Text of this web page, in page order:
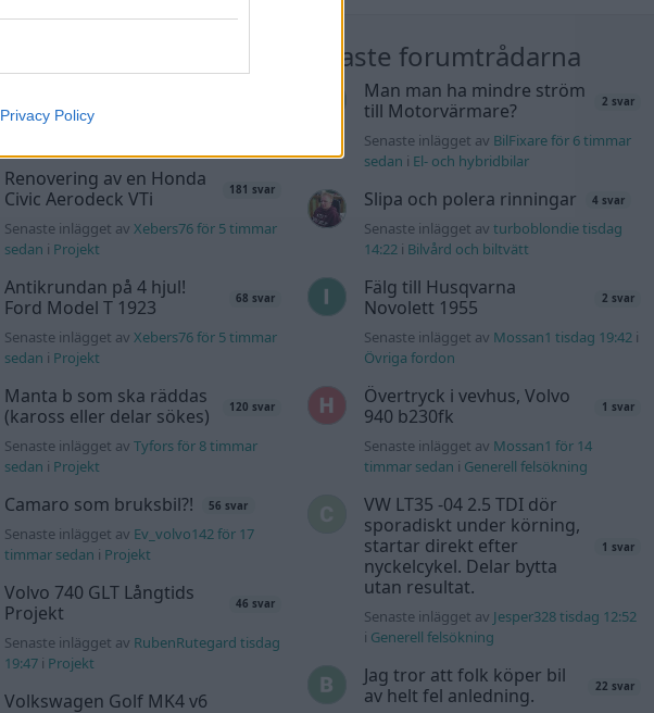
Privacy Policy
Senaste inlägget av
Renovering av en Honda
Civic Aerodeck VTi
181 svar
Senaste inlägget av Xebers76 för 5 timmar
sedan i Projekt
Antikrundan på 4 hjul!
Ford Model T 1923
68 svar
Senaste inlägget av Xebers76 för 5 timmar
sedan i Projekt
Manta b som ska räddas
(kaross eller delar sökes)
120 svar
Senaste inlägget av Tyfors för 8 timmar
sedan i Projekt
Camaro som bruksbil?! 56 svar
Senaste inlägget av Ev_volvo142 för 17
timmar sedan i Projekt
Volvo 740 GLT Långtids
Projekt
46 svar
Senaste inlägget av RubenRutegard tisdag
19:47i Projekt
Volkswagen Golf MK4 v6
Nyaste forumtrådarna
Man man ha mindre ström
till Motorvärmare?
2 svar
Senaste inlägget av BilFixare för 6 timmar
sedan i El- och hybridbilar
Slipa och polera rinningar 4 svar
Senaste inlägget av turboblondie tisdag
14:22i Bilvård och biltvätt
Fälg till Husqvarna
Novolett 1955
2 svar
Senaste inlägget av Mossan1 tisdag 19:42i
Övriga fordon
Övertryck i vevhus, Volvo
940 b230fk
1 svar
Senaste inlägget av Mossan1 för 14
timmar sedan i Generell felsökning
VW LT35 -04 2.5 TDI dör
sporadiskt under körning,
startar direkt efter
nyckelcykel. Delar bytta
utan resultat.
1 svar
Senaste inlägget av Jesper328 tisdag 12:52
i Generell felsökning
Jag tror att folk köper bil
av helt fel anledning.
22 svar